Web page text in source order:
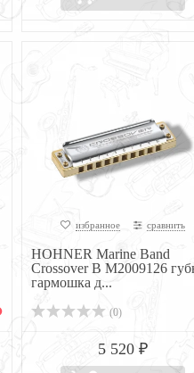
избранное сравнить
HOHNER Marine Band
Crossover B M2009126
гармошка д...
(0)
5 520 ₽